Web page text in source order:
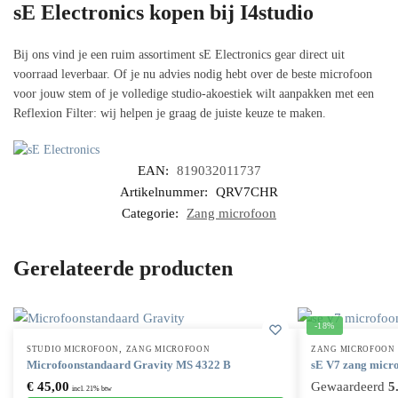
sE Electronics kopen bij I4studio
Bij ons vind je een ruim assortiment sE Electronics gear direct uit
voorraad leverbaar. Of je nu advies nodig hebt over de beste microfoon
voor jouw stem of je volledige studio-akoestiek wilt aanpakken met een
Reflexion Filter: wij helpen je graag de juiste keuze te maken.
EAN:
819032011737
Artikelnummer:
QRV7CHR
Categorie:
Zang microfoon
Gerelateerde producten
STUDIO MICROFOON ZANG MICROFOON
Microfoonstandaard Gravity MS 4322 B
€ 45,00 incl. 21% btw
-18%
ZANG MICROFOON
sE V7 zang
Gewaardeerd